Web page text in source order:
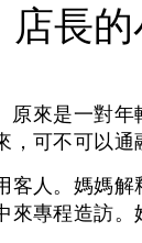
止
店長
來是一對
，可不可以通
人。媽媽
專程造訪